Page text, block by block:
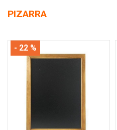
PIZARRA
- 22 %